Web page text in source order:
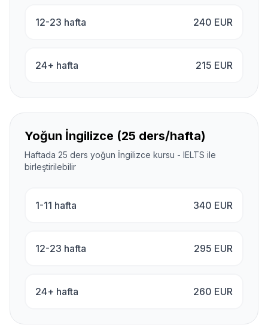
12-23 hafta 240 EUR
24+ hafta 215 EUR
Yoğun İngilizce (25 ders/hafta)
Haftada 25 ders yoğun İngilizce kursu - IELTS ile
birleştirilebilir
1-11 hafta 340 EUR
12-23 hafta 295 EUR
24+ hafta 260 EUR